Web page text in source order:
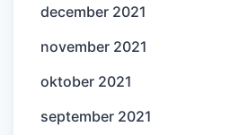
december 2021
november 2021
oktober 2021
september 2021